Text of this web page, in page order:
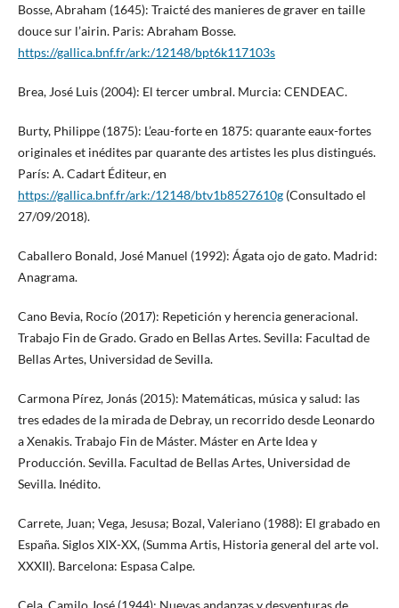
Bosse, Abraham (1645): Traicté des manieres de graver en taille
douce sur l’airin. Paris: Abraham Bosse.
https://gallica.bnf.fr/ark:/12148/bpt6k117103s
Brea, José Luis (2004): El tercer umbral. Murcia: CENDEAC.
Burty, Philippe (1875): L’eau-forte en 1875: quarante eaux-fortes
originales et inédites par quarante des artistes les plus distingués.
París: A. Cadart Éditeur, en
https://gallica.bnf.fr/ark:/12148/btv1b8527610g(Consultado el
27/09/2018).
Caballero Bonald, José Manuel (1992): Ágata ojo de gato. Madrid:
Anagrama.
Cano Bevia, Rocío (2017): Repetición y herencia generacional.
Trabajo Fin de Grado. Grado en Bellas Artes. Sevilla: Facultad de
Bellas Artes, Universidad de Sevilla.
Carmona Pírez, Jonás (2015): Matemáticas, música y salud: las
tres edades de la mirada de Debray, un recorrido desde Leonardo
a Xenakis. Trabajo Fin de Máster. Máster en Arte Idea y
Producción. Sevilla. Facultad de Bellas Artes, Universidad de
Sevilla. Inédito.
Carrete, Juan; Vega, Jesusa; Bozal, Valeriano (1988): El grabado en
España. Siglos XIX-XX, (Summa Artis, Historia general del arte vol.
XXXII). Barcelona: Espasa Calpe.
Cela, Camilo José (1944): Nuevas andanzas y desventuras de